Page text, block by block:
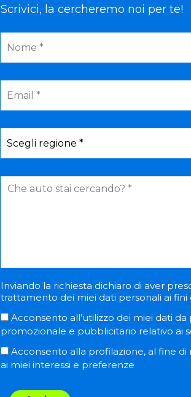
Scrivici, la cercheremo noi per te!
Inviando la richiesta dichiaro di aver
trattamento dei miei dati personali ai fini
Acconsento all’utilizzo dei miei dati
promozionale e pubblicitario relativo ai
Acconsento alla profilazione, al fine
ai miei interessi e preferenze